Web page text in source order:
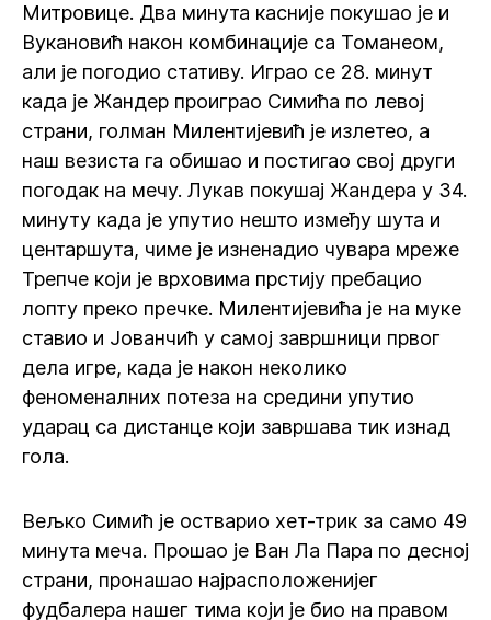
Митровице. Два минута касније покушао је и
Вукановић након комбинације са Томанеом,
али је погодио стативу. Играо се 28. минут
када је Жандер проиграо Симића по левој
страни, голман Милентијевић је излетео, а
наш везиста га обишао и постигао свој други
погодак на мечу. Лукав покушај Жандера у 34.
минуту када је упутио нешто између шута и
центаршута, чиме је изненадио чувара мреже
Трепче који је врховима прстију пребацио
лопту преко пречке. Милентијевића је на муке
ставио и Јованчић у самој завршници првог
дела игре, када је након неколико
феноменалних потеза на средини упутио
ударац са дистанце који завршава тик изнад
гола.
Вељко Симић је остварио хет-трик за само 49
минута меча. Прошао је Ван Ла Пара по десној
страни, пронашао најрасположенијег
фудбалера нашег тима који је био на правом